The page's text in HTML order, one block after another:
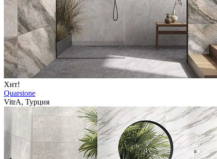
Хит!
Quarstone
VitrA, Турция